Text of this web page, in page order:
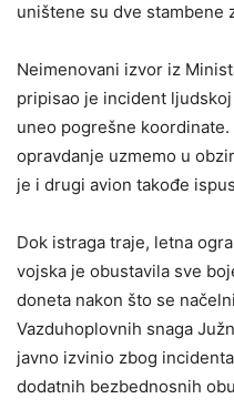
uništene su dve stambene
Neimenovani izvor iz
pripisao je incident
uneo pogrešne
opravdanje uzmemo u
je i drugi avion takođe
Dok istraga traje, letna
vojska je obustavila sve
doneta nakon što se
Vazduhoplovnih snaga
javno izvinio zbog
dodatnih bezbednosnih